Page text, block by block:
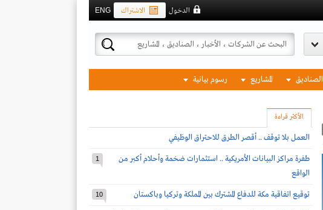
ENG الاشتراك الدخول
الصناديق المشاريع رسوم بيانية
الأكثر قراءة
العمل بلا توقف .. أقصر الطرق للاحتراق الوظيفي
طفرة مراكز البيانات الأمريكية .. استثمارات ضخمة وأحلام أكبر من
الواقع
1
توقيع اتفاقية مكة للدفاع المشترك بين المملكة وتركيا وباكستان 10